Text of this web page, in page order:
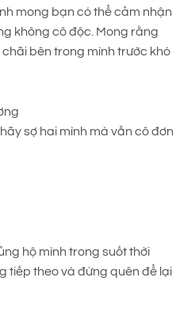
mong bạn có thể cảm nhận
không cô độc. Mong rằng
bên trong mình trước khó
sợ hai mình mà vẫn cô đơn
hộ mình trong suốt thời
tiếp theo và đừng quên để lại